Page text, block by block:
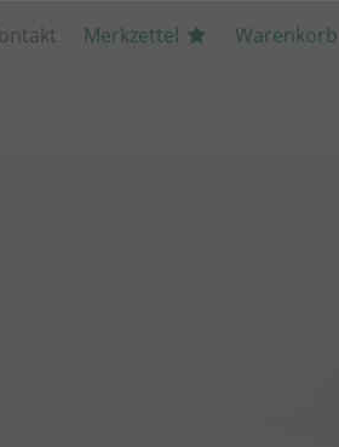
Merkzettel Warenkorb